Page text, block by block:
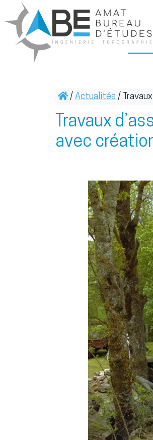
/ Actualités /
Travaux
avec